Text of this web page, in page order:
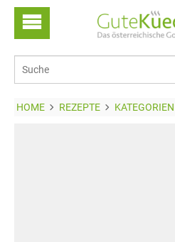
HOME REZEPTE KATEGORIEN